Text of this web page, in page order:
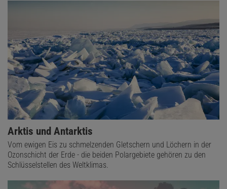
Arktis und Antarktis
Vom ewigen Eis zu schmelzenden Gletschern und Löchern in der
Ozonschicht der Erde - die beiden Polargebiete gehören zu den
Schlüsselstellen des Weltklimas.